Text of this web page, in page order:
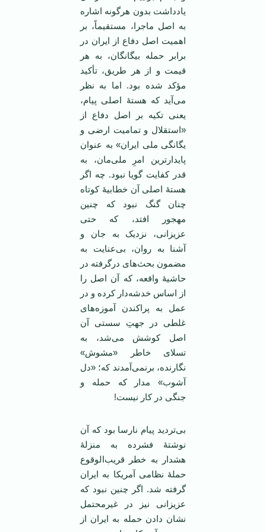
یادداشت بدون هرگونه اشاره
به اصل ماجرا، مستقیماً، بر
اهمیت اصل دفاع از ایران در
برابر حمله بیگانگان، به هر
قیمت و از هر طریق، تأکید
مؤکد شده بود. اما به نظر
می‌آید که هستۀ اصلی پیام،
یعنی تکیه بر اصل دفاع از
«استقلال و تمامیت ارضی و
یگانگی ملی ایران» به عنوان
پایدارترین امرِ ملی‌مان، به
قدر کفایت گویا نبود. چه اگر
هستۀ اصلی آن خطابیۀ کوتاه
چنان گنگ نبود که چنین
مهجور افتد، که حتی
عزیزانی، نزدیک به جان و
آشنا به روان، بی‌عنایت به
مضمون بحث‌های درگرفته در
حاشیۀ واقعه، که آن اصل را
از اساس خدشه‌دار کرده و در
عمل به پراکندن آموزه‌های
غلطی در جهتِ سستی آن
اصل کوشش می‌شد، به
تسلای خاطر «مشوش»
نگارنده، برنمی‌آمدند که‌؛ «دل
آشوب» مدار که حمله‌ و
جنگی در کار نیست!
بی‌تردید پیام نارسا بود که آن
نوشتۀ فشرده به منزلۀ
هشدار به خطر قریب‌الوقوع
حملۀ نظامی آمریکا به ایران
گرفته شد. اگر چنین نبود که
عزیزانی نیز در غیرمحتمل
نشان دادن حمله به ایران از